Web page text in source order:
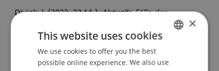
Divjak, J. (2022, 23.11.).Aktuelle Fälle der
Detektivüberwachung & Co,
Mittagsdiskussionsrunde Wirtschafts- und
Finanzstrafrecht. MittagsdiskussionsrundeENGLISH
×
This website uses cookies
We use cookies to offer you the best
possible online experience. We also use